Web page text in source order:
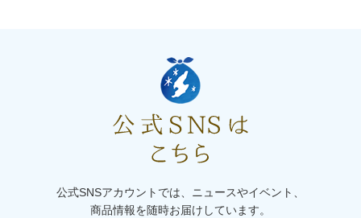
公式SNSアカウントでは、ニュースやイベント、
商品情報を随時お届けしています。